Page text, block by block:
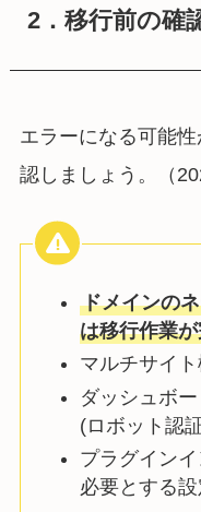
2．移行前の確
エラーになる可能
認しましょう。（
ドメインの
は移行作業
マルチサイ
ダッシュボ
(ロボット認
プラグイン
必要とする